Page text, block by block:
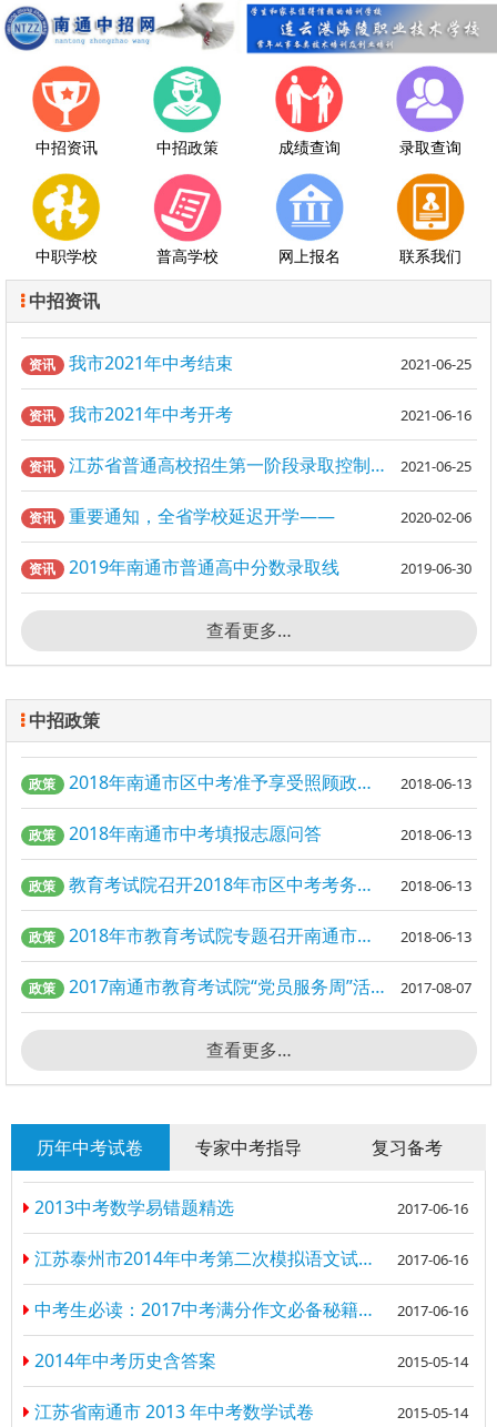
中招资讯 中招政策 成绩查询 录取查询
中职学校 普高学校 网上报名 联系我们
中招资讯
资讯 我市2021年中考结束 2021-06-25
资讯 我市2021年中考开考 2021-06-16
资讯 江苏省普通高校招生第一阶段录取控制分数线出炉！ 2021-06-25
资讯 重要通知，全省学校延迟开学—— 2020-02-06
资讯 2019年南通市普通高中分数录取线 2019-06-30
查看更多…
中招政策
政策 2018年南通市区中考准予享受照顾政策考生名单公示 2018-06-13
政策 2018年南通市中考填报志愿问答 2018-06-13
政策 教育考试院召开2018年市区中考考务工作会议 2018-06-13
政策 2018年市教育考试院专题召开南通市中招志愿填报工作会议 2018-06-13
政策 2017南通市教育考试院“党员服务周”活动启动 2017-08-07
查看更多…
历年中考试卷 专家中考指导 复习备考
2013中考数学易错题精选 2017-06-16
江苏泰州市2014年中考第二次模拟语文试卷含答案 2017-06-16
中考生必读：2017中考满分作文必备秘籍（一） 2017-06-16
2014年中考历史含答案 2015-05-14
江苏省南通市 2013 年中考数学试卷 2015-05-14